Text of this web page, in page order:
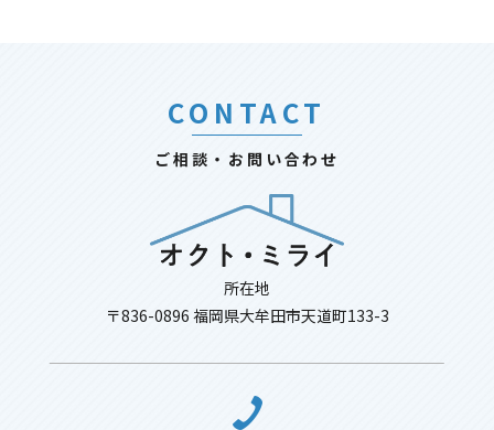
CONTACT
ご相談・お問い合わせ
所在地
〒836-0896 福岡県大牟田市天道町133-3